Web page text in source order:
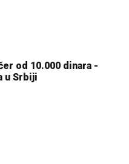
od 10.000 dinara -
u Srbiji